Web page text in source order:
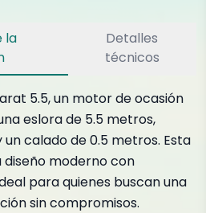
la
Detalles
técnicos
5.5, un motor de ocasión
eslora de 5.5 metros,
calado de 0.5 metros. Esta
moderno con
para quienes buscan una
sin compromisos.